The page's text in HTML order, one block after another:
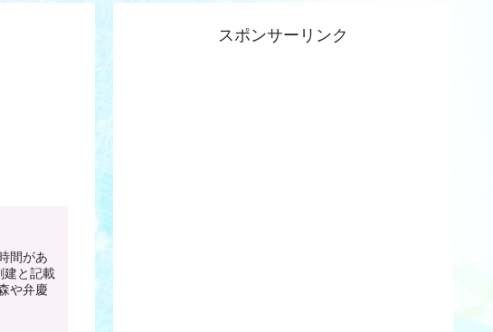
間があ
建と記載
や弁慶
スポンサーリンク